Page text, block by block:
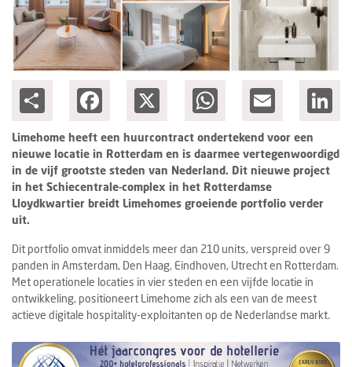
Nieuwe hotels
Personalia
HotelSummit
Facebook WhatsAppEmail
Limehome heeft een huurcontract ondertekend voor een
nieuwe locatie in Rotterdam en is daarmee vertegenwoordigd
in de vijf grootste steden van Nederland. Dit nieuwe project
in het Schiecentrale-complex in het Rotterdamse
Lloydkwartier breidt Limehomes groeiende portfolio verder
uit.
Dit portfolio omvat inmiddels meer dan 210 units, verspreid over 9
panden in Amsterdam, Den Haag, Eindhoven, Utrecht en Rotterdam.
Met operationele locaties in vier steden en een vijfde locatie in
ontwikkeling, positioneert Limehome zich als een van de meest
actieve digitale hospitality-exploitanten op de Nederlandse markt.